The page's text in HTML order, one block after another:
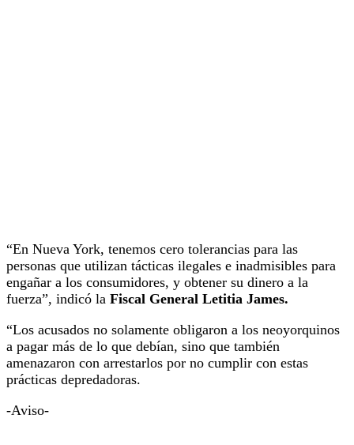
“En Nueva York, tenemos cero tolerancias para las
personas que utilizan tácticas ilegales e inadmisibles para
engañar a los consumidores, y obtener su dinero a la
fuerza”, indicó la Fiscal General Letitia James.
“Los acusados no solamente obligaron a los neoyorquinos
a pagar más de lo que debían, sino que también
amenazaron con arrestarlos por no cumplir con estas
prácticas depredadoras.
-Aviso-